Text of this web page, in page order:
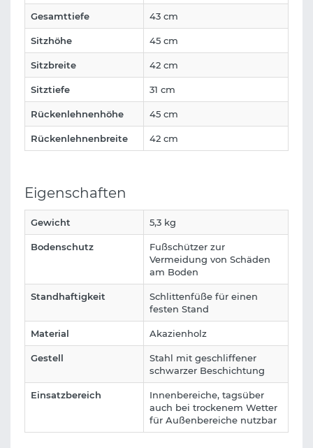
Gesamttiefe 43 cm
Sitzhöhe 45 cm
Sitzbreite 42 cm
Sitztiefe 31 cm
Rückenlehnenhöhe 45 cm
Rückenlehnenbreite 42 cm
Eigenschaften
Gewicht 5,3 kg
Bodenschutz
Fußschützer zur
Vermeidung von Schäden
am Boden
Standhaftigkeit
Schlittenfüße für einen
festen Stand
Material Akazienholz
Gestell
Stahl mit geschliffener
schwarzer Beschichtung
Einsatzbereich
Innenbereiche, tagsüber
auch bei trockenem Wetter
für Außenbereiche nutzbar